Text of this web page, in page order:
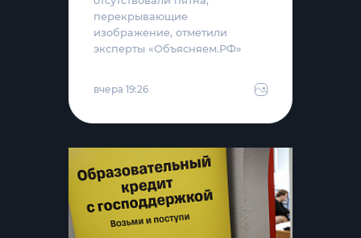
перекрывающие
изображение, отметили
эксперты «Объясняем.РФ»
вчера 19:26